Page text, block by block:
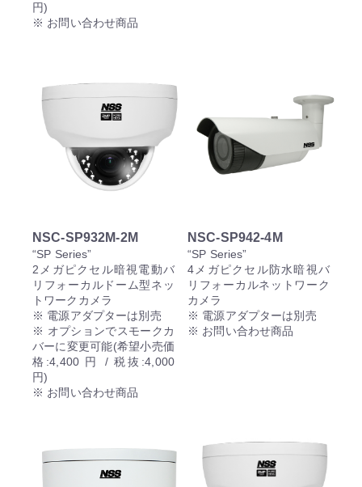
円)
※ お問い合わせ商品
NSC-SP932M-2M
“SP Series”
2メガピクセル暗視電動バ
リフォーカルドーム型ネッ
トワークカメラ
※ 電源アダプターは別売
※ オプションでスモークカ
バーに変更可能(希望小売価
格:4,400 円 / 税抜:4,000
円)
※ お問い合わせ商品
NSC-SP942-4M
“SP Series”
4メガピクセル防水暗視バ
リフォーカルネットワーク
カメラ
※ 電源アダプターは別売
※ お問い合わせ商品